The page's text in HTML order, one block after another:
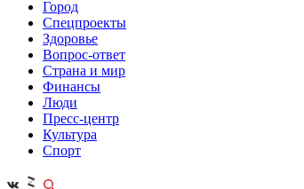
Город
Спецпроекты
Здоровье
Вопрос-ответ
Страна и мир
Финансы
Люди
Пресс-центр
Культура
Спорт